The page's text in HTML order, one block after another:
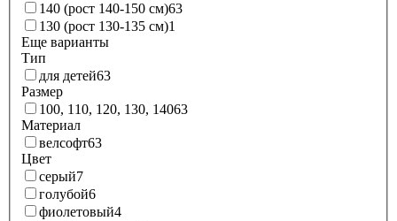
140 (рост 140-150 см)63
130 (рост 130-135 см)1
Еще варианты
Тип
для детей63
Размер
100, 110, 120, 130, 14063
Материал
велсофт63
Цвет
серый7
голубой6
фиолетовый4